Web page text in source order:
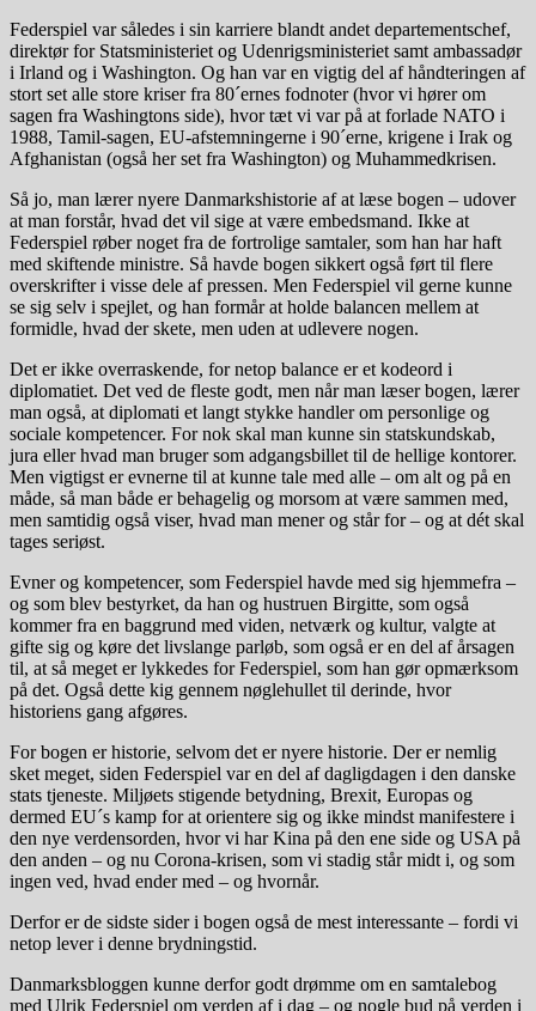
Federspiel var således i sin karriere blandt andet departementschef,
direktør for Statsministeriet og Udenrigsministeriet samt ambassadør
i Irland og i Washington. Og han var en vigtig del af håndteringen af
stort set alle store kriser fra 80´ernes fodnoter (hvor vi hører om
sagen fra Washingtons side), hvor tæt vi var på at forlade NATO i
1988, Tamil-sagen, EU-afstemningerne i 90´erne, krigene i Irak og
Afghanistan (også her set fra Washington) og Muhammedkrisen.
Så jo, man lærer nyere Danmarkshistorie af at læse bogen – udover
at man forstår, hvad det vil sige at være embedsmand. Ikke at
Federspiel røber noget fra de fortrolige samtaler, som han har haft
med skiftende ministre. Så havde bogen sikkert også ført til flere
overskrifter i visse dele af pressen. Men Federspiel vil gerne kunne
se sig selv i spejlet, og han formår at holde balancen mellem at
formidle, hvad der skete, men uden at udlevere nogen.
Det er ikke overraskende, for netop balance er et kodeord i
diplomatiet. Det ved de fleste godt, men når man læser bogen, lærer
man også, at diplomati et langt stykke handler om personlige og
sociale kompetencer. For nok skal man kunne sin statskundskab,
jura eller hvad man bruger som adgangsbillet til de hellige kontorer.
Men vigtigst er evnerne til at kunne tale med alle – om alt og på en
måde, så man både er behagelig og morsom at være sammen med,
men samtidig også viser, hvad man mener og står for – og at dét skal
tages seriøst.
Evner og kompetencer, som Federspiel havde med sig hjemmefra –
og som blev bestyrket, da han og hustruen Birgitte, som også
kommer fra en baggrund med viden, netværk og kultur, valgte at
gifte sig og køre det livslange parløb, som også er en del af årsagen
til, at så meget er lykkedes for Federspiel, som han gør opmærksom
på det. Også dette kig gennem nøglehullet til derinde, hvor
historiens gang afgøres.
For bogen er historie, selvom det er nyere historie. Der er nemlig
sket meget, siden Federspiel var en del af dagligdagen i den danske
stats tjeneste. Miljøets stigende betydning, Brexit, Europas og
dermed EU´s kamp for at orientere sig og ikke mindst manifestere i
den nye verdensorden, hvor vi har Kina på den ene side og USA på
den anden – og nu Corona-krisen, som vi stadig står midt i, og som
ingen ved, hvad ender med – og hvornår.
Derfor er de sidste sider i bogen også de mest interessante – fordi vi
netop lever i denne brydningstid.
Danmarksbloggen kunne derfor godt drømme om en samtalebog
med Ulrik Federspiel om verden af i dag – og nogle bud på verden i